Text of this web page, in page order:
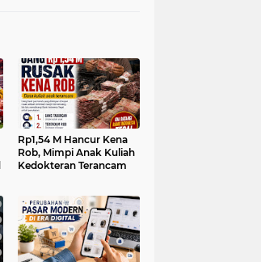
Rp1,54 M Hancur Kena
Rob, Mimpi Anak Kuliah
Kedokteran Terancam